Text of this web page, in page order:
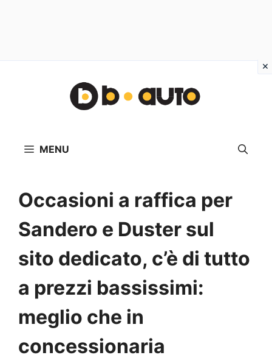
MENU
Occasioni a raffica per
Sandero e Duster sul
sito dedicato, c’è di tutto
a prezzi bassissimi:
meglio che in
concessionaria